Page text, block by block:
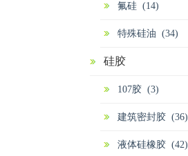
氟硅 (14)
特殊硅油 (34)
硅胶
107胶 (3)
建筑密封胶 (36)
液体硅橡胶 (42)